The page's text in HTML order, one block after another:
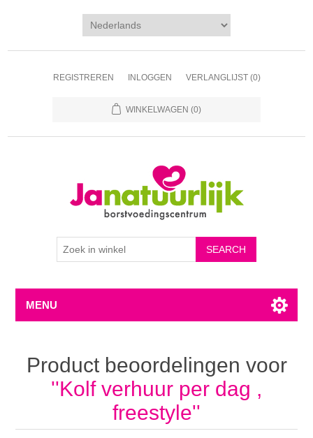
REGISTREREN INLOGGEN VERLANGLIJST (0)
WINKELWAGEN (0)
MENU
Product beoordelingen voor
Kolf verhuur per dag ,
freestyle